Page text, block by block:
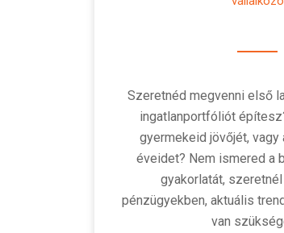
Szeretnéd megvenni első
ingatlanportfóliót
gyermekeid jövőjét, vagy
éveidet? Nem ismered a
gyakorlatát,
pénzügyekben, aktuális
van